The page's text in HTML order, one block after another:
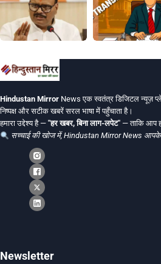
Hindustan Mirror News एक स्वतंत्र डिजिटल न्यूज़
निष्पक्ष और सटीक खबरें सरल भाषा में पहुँचाता है।
हमारा उद्देश्य है — "हर खबर, बिना लाग-लपेट" — ताकि आप
सच्चाई की खोज में, Hindustan Mirror News
Newsletter